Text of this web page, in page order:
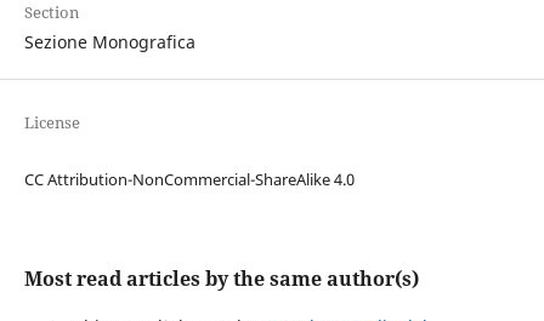
Section
Sezione Monografica
License
CC Attribution-NonCommercial-ShareAlike 4.0
Most read articles by the same author(s)